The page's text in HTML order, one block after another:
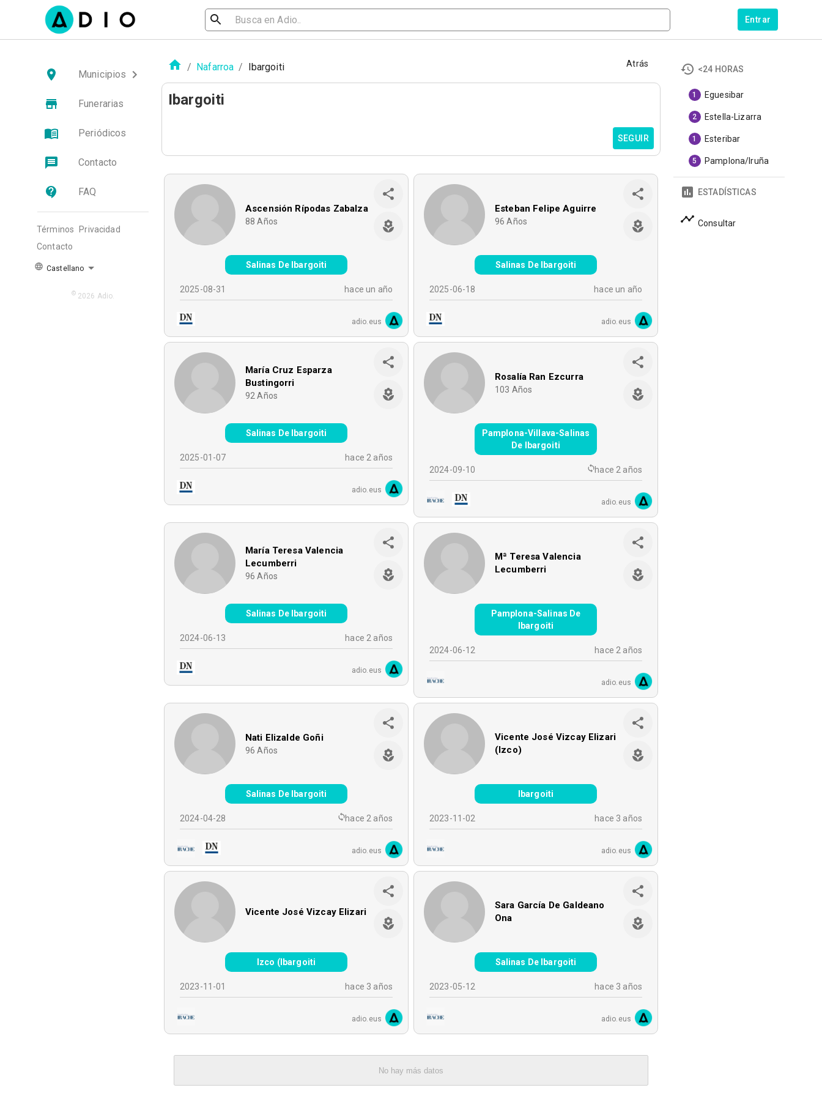
Entrar
Municipios
Funerarias
Periódicos
Contacto
FAQ
Términos
Privacidad
Contacto
Castellano
© 2026 Adio.
/ Nafarroa / Ibargoiti Atrás
Ibargoiti
SEGUIR
Ascensión Rípodas Zabalza
88 Años
Salinas De Ibargoiti
2025-08-31 hace un año
adio.eus
Esteban Felipe Aguirre
96 Años
Salinas De Ibargoiti
2025-06-18 hace un año
adio.eus
María Cruz Esparza
Bustingorri
92 Años
Salinas De Ibargoiti
2025-01-07 hace 2 años
adio.eus
Rosalía Ran Ezcurra
103 Años
Pamplona-Villava-Salinas
De Ibargoiti
2024-09-10 hace 2 años
adio.eus
María Teresa Valencia
Lecumberri
96 Años
Salinas De Ibargoiti
2024-06-13 hace 2 años
adio.eus
Mª Teresa Valencia
Lecumberri
Pamplona-Salinas De
Ibargoiti
2024-06-12 hace 2 años
adio.eus
Nati Elizalde Goñi
96 Años
Salinas De Ibargoiti
2024-04-28 hace 2 años
adio.eus
Vicente José Vizcay Elizari
(Izco)
Ibargoiti
2023-11-02 hace 3 años
adio.eus
Vicente José Vizcay Elizari
Izco (Ibargoiti
2023-11-01 hace 3 años
adio.eus
Sara García De Galdeano
Ona
Salinas De Ibargoiti
2023-05-12 hace 3 años
adio.eus
No hay más datos
<24 HORAS
1 Eguesibar
2 Estella-Lizarra
1 Esteribar
5 Pamplona/Iruña
ESTADÍSTICAS
Consultar